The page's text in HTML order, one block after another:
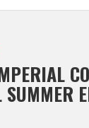
SUMMER